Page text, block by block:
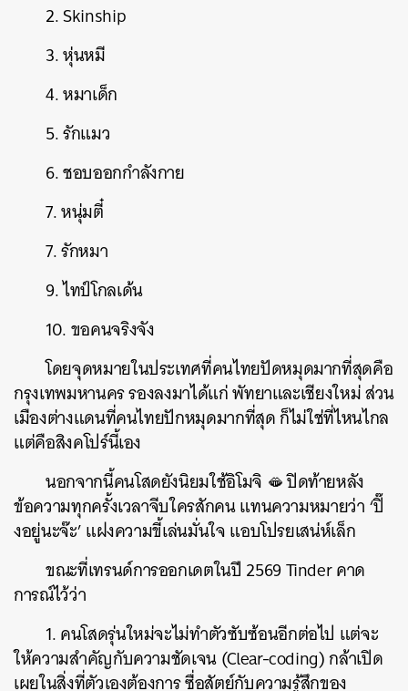
2. Skinship
3. หุ่นหมี
4. หมาเด็ก
5. รักแมว
6. ชอบออกกำลังกาย
7. หนุ่มตี๋
7. รักหมา
9. ไทป์โกลเด้น
10. ขอคนจริงจัง
โดยจุดหมายในประเทศที่คนไทยปัดหมุดมากที่สุดคือ
กรุงเทพมหานคร รองลงมาได้แก่ พัทยาและเชียงใหม่ ส่วน
เมืองต่างแดนที่คนไทยปักหมุดมากที่สุด ก็ไม่ใช่ที่ไหนไกล
แต่คือสิงคโปร์นี้เอง
นอกจากนี้คนโสดยังนิยมใช้อิโมจิ 🫦 ปิดท้ายหลัง
ข้อความทุกครั้งเวลาจีบใครสักคน แทนความหมายว่า ‘ปิ๊
งอยู่นะจ๊ะ’ แฝงความขี้เล่นมั่นใจ แอบโปรยเสน่ห์เล็ก
ขณะที่เทรนด์การออกเดตในปี 2569 Tinder คาด
การณ์ไว้ว่า
1. คนโสดรุ่นใหม่จะไม่ทำตัวซับซ้อนอีกต่อไป แต่จะ
ให้ความสำคัญกับความชัดเจน (Clear-coding) กล้าเปิด
เผยในสิ่งที่ตัวเองต้องการ ซื่อสัตย์กับความรู้สึกของ